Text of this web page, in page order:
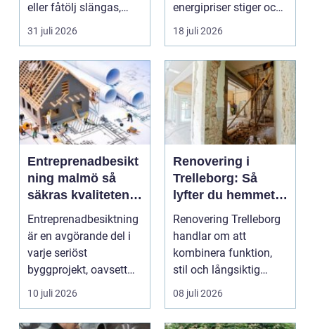
eller fåtölj slängas,
säljas billi...
31 juli 2026
energipriser stiger och
fler vill sän...
18 juli 2026
Entreprenadbesikt
ning malmö så
säkras kvaliteten i
byggprojekt
Entreprenadbesiktning
är en avgörande del i
varje seriöst
byggprojekt, oavsett
om det handlar om en
10 juli 2026
Renovering i
Trelleborg: Så
lyfter du hemmet
på ett smart sätt
Renovering Trelleborg
handlar om att
kombinera funktion,
stil och långsiktig
ekonomi i samma p...
08 juli 2026